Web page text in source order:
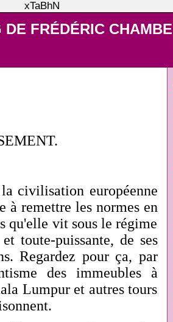
xTaBhN
FRÉDÉRIC CHAMBE
civilisation européenne
à remettre les normes en
qu'elle vit sous le régime
toute-puissante, de ses
Regardez pour ça, par
des immeubles à
Lumpur et autres tours